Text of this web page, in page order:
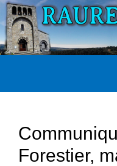
Aller
au
contenu
Forestier,